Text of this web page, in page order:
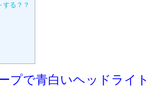
する？？
プで青白いヘッドライト